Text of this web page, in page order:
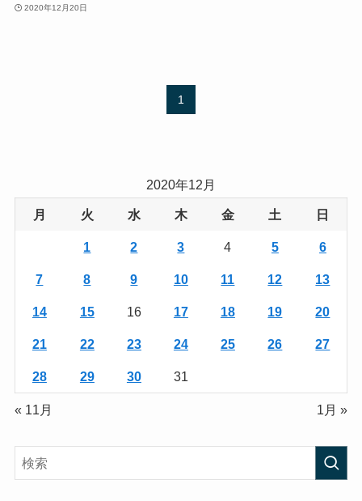
2020年12月20日
1
2020年12月
月 火 水 木 金 土 日
1 2 3 4 5 6
7 8 9 10 11 12 13
14 15 16 17 18 19 20
21 22 23 24 25 26 27
28 29 30 31
« 11月 1月 »